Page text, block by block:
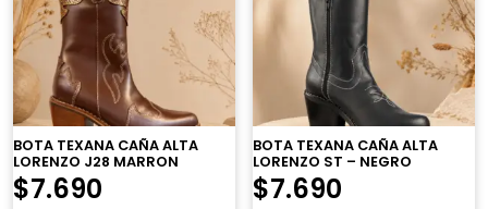
BOTA TEXANA CAÑA ALTA
LORENZO J28 MARRON
El
$7.690
BOTA TEXANA CAÑA ALTA
LORENZO ST – NEGRO
El
$7.690